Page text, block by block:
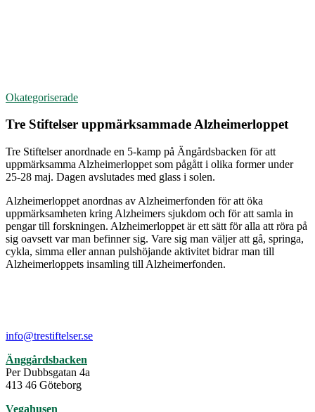
Okategoriserade
Tre Stiftelser uppmärksammade Alzheimerloppet
Tre Stiftelser anordnade en 5-kamp på Ängårdsbacken för att
uppmärksamma Alzheimerloppet som pågått i olika former under
25-28 maj. Dagen avslutades med glass i solen.
Alzheimerloppet anordnas av Alzheimerfonden för att öka
uppmärksamheten kring Alzheimers sjukdom och för att samla in
pengar till forskningen. Alzheimerloppet är ett sätt för alla att röra på
sig oavsett var man befinner sig. Vare sig man väljer att gå, springa,
cykla, simma eller annan pulshöjande aktivitet bidrar man till
Alzheimerloppets insamling till Alzheimerfonden.
info@trestiftelser.se
Änggårdsbacken
Per Dubbsgatan 4a
413 46 Göteborg
Vegahusen